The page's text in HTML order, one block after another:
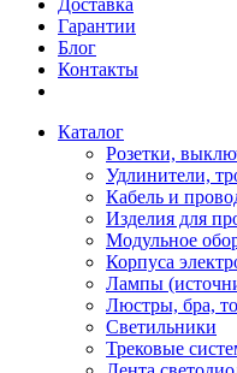
Доставка
Гарантии
Блог
Контакты
Каталог
Розетки,
Удлинители,
Кабель и
Изделия для
Модульное
Корпуса
Лампы
Люстры, бра,
Светильники
Трековые